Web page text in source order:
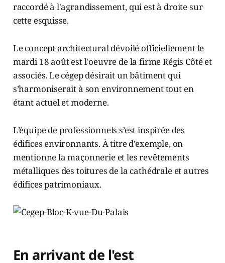
raccordé à l'agrandissement, qui est à droite sur
cette esquisse.
Le concept architectural dévoilé officiellement le
mardi 18 août est l'oeuvre de la firme Régis Côté et
associés. Le cégep désirait un bâtiment qui
s’harmoniserait à son environnement tout en
étant actuel et moderne.
L’équipe de professionnels s’est inspirée des
édifices environnants. À titre d’exemple, on
mentionne la maçonnerie et les revêtements
métalliques des toitures de la cathédrale et autres
édifices patrimoniaux.
En arrivant de l'est